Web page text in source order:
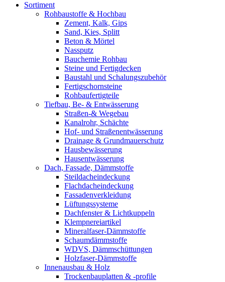
Sortiment
Rohbaustoffe & Hochbau
Zement, Kalk, Gips
Sand, Kies, Splitt
Beton & Mörtel
Nassputz
Bauchemie Rohbau
Steine und Fertigdecken
Baustahl und Schalungszubehör
Fertigschornsteine
Rohbaufertigteile
Tiefbau, Be- & Entwässerung
Straßen-& Wegebau
Kanalrohr, Schächte
Hof- und Straßenentwässerung
Drainage & Grundmauerschutz
Hausbewässerung
Hausentwässerung
Dach, Fassade, Dämmstoffe
Steildacheindeckung
Flachdacheindeckung
Fassadenverkleidung
Lüftungssysteme
Dachfenster & Lichtkuppeln
Klempnereiartikel
Mineralfaser-Dämmstoffe
Schaumdämmstoffe
WDVS, Dämmschüttungen
Holzfaser-Dämmstoffe
Innenausbau & Holz
Trockenbauplatten & -profile